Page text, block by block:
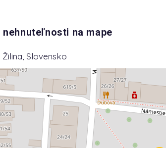
nehnuteľnosti na mape
Žilina, Slovensko